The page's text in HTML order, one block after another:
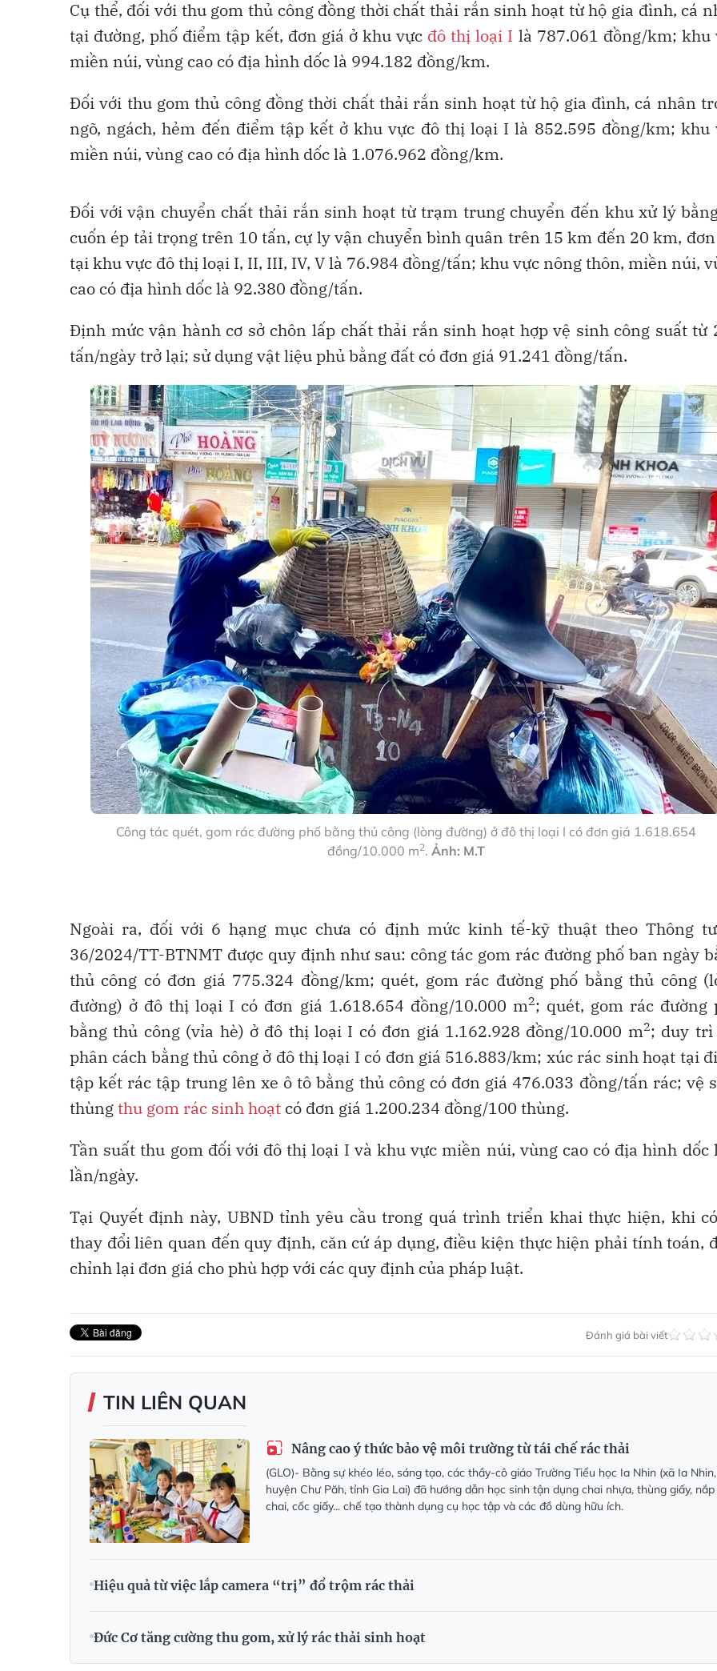
Cụ thể, đối với thu gom thủ công đồng thời chất thải rắn sinh hoạt từ hộ gia đình, cá
tại đường, phố điểm tập kết, đơn giá ở khu vực đô thị loại I là 787.061 đồng/km; khu
miền núi, vùng cao có địa hình dốc là 994.182 đồng/km.
Đối với thu gom thủ công đồng thời chất thải rắn sinh hoạt từ hộ gia đình, cá nhân
ngõ, ngách, hẻm đến điểm tập kết ở khu vực đô thị loại I là 852.595 đồng/km; khu
miền núi, vùng cao có địa hình dốc là 1.076.962 đồng/km.
Đối với vận chuyển chất thải rắn sinh hoạt từ trạm trung chuyển đến khu xử lý
cuốn ép tải trọng trên 10 tấn, cự ly vận chuyển bình quân trên 15 km đến 20 km,
tại khu vực đô thị loại I, II, III, IV, V là 76.984 đồng/tấn; khu vực nông thôn, miền núi,
cao có địa hình dốc là 92.380 đồng/tấn.
Định mức vận hành cơ sở chôn lấp chất thải rắn sinh hoạt hợp vệ sinh công suất từ
tấn/ngày trở lại; sử dụng vật liệu phủ bằng đất có đơn giá 91.241 đồng/tấn.
Công tác quét, gom rác đường phố bằng thủ công (lòng đường) ở đô thị loại I có đơn giá 1.618.654
đồng/10.000 m2. Ảnh: M.T
Ngoài ra, đối với 6 hạng mục chưa có định mức kinh tế-kỹ thuật theo Thông
36/2024/TT-BTNMT được quy định như sau: công tác gom rác đường phố ban ngày
thủ công có đơn giá 775.324 đồng/km; quét, gom rác đường phố bằng thủ công
đường) ở đô thị loại I có đơn giá 1.618.654 đồng/10.000 m2; quét, gom rác đường
bằng thủ công (vỉa hè) ở đô thị loại I có đơn giá 1.162.928 đồng/10.000 m2; duy trì
phân cách bằng thủ công ở đô thị loại I có đơn giá 516.883/km; xúc rác sinh hoạt tại
tập kết rác tập trung lên xe ô tô bằng thủ công có đơn giá 476.033 đồng/tấn rác; vệ
thùngthu gom rác sinh hoạt có đơn giá 1.200.234 đồng/100 thùng.
Tần suất thu gom đối với đô thị loại I và khu vực miền núi, vùng cao có địa hình dốc
lần/ngày.
Tại Quyết định này, UBND tỉnh yêu cầu trong quá trình triển khai thực hiện, khi
thay đổi liên quan đến quy định, căn cứ áp dụng, điều kiện thực hiện phải tính toán,
chỉnh lại đơn giá cho phù hợp với các quy định của pháp luật.
Đánh giá bài viết
TIN LIÊN QUAN
Nâng cao ý thức bảo vệ môi trường từ tái chế rác thải
(GLO)- Bằng sự khéo léo, sáng tạo, các thầy-cô giáo Trường Tiểu học Ia Nhin (xã Ia Nhin,
huyện Chư Păh, tỉnh Gia Lai) đã hướng dẫn học sinh tận dụng chai nhựa, thùng giấy, nắp
chai, cốc giấy... chế tạo thành dụng cụ học tập và các đồ dùng hữu ích.
Hiệu quả từ việc lắp camera “trị” đổ trộm rác thải
Đức Cơ tăng cường thu gom, xử lý rác thải sinh hoạt